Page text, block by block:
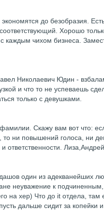
до безобразия.
Хорошо
каждым чихом бизнеса.
Николаевич Юдин -
и что то не успеваешь
только с девушками.
Скажу вам вот что:
то ни повышений голоса, ни
ответственности.
один из адекванейших
неуважение к
на хер) Что до it отдела, там
дальше сидит за копейки и